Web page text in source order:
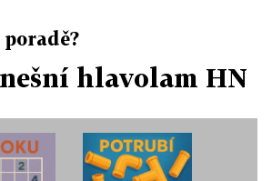
hlavolam HN